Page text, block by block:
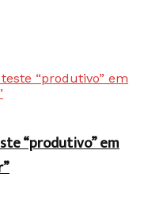
“produtivo” em